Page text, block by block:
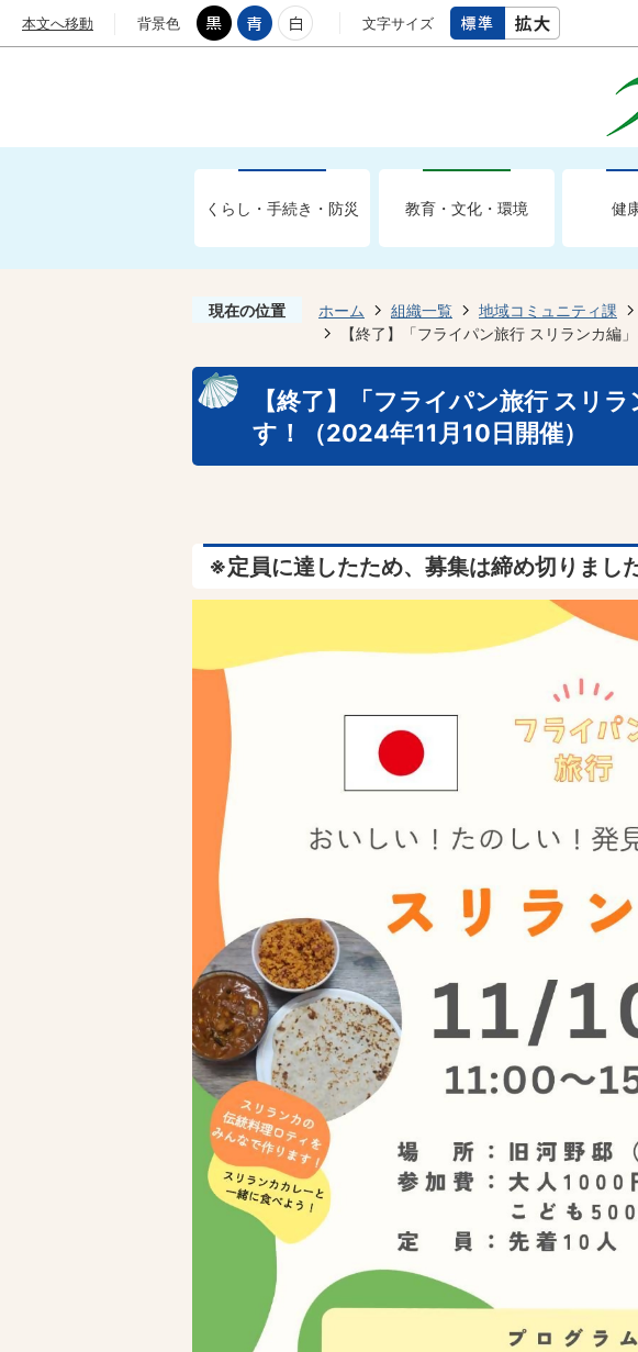
本文へ移動 背景色 文字サイズ
くらし・手続き・防災 教育・文化・環境 健
現在の位置 ホーム 組織一覧 地域コミュニティ課
【終了】「フライパン旅行 スリランカ編
【終了】「フライパン旅行 スリ
す！（2024年11月10日開催）
※定員に達したため、募集は締め切りまし